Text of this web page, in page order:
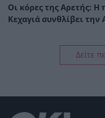
Οι κόρες της Αρετής: Η
Κεχαγιά συνθλίβει την
Δείτε